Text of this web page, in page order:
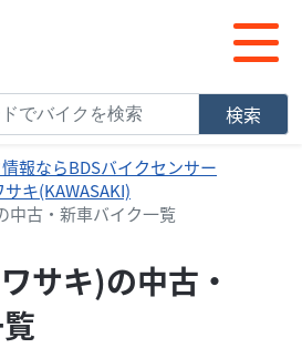
検索
報ならBDSバイクセンサー
サキ(KAWASAKI)
中古・新車バイク一覧
サキ)の中古・